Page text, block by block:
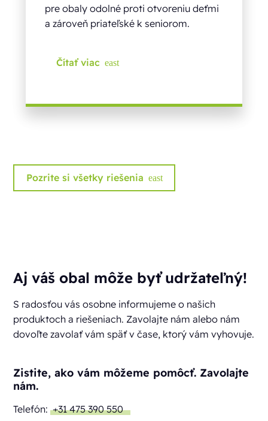
pre obaly odolné proti otvoreniu deťmi
a zároveň priateľské k seniorom.
Čítať viac east
Pozrite si všetky riešenia east
Aj váš obal môže byť udržateľný!
S radosťou vás osobne informujeme o našich
produktoch a riešeniach. Zavolajte nám alebo nám
dovoľte zavolať vám späť v čase, ktorý vám vyhovuje.
Zistite, ako vám môžeme pomôcť. Zavolajte
nám.
Telefón: +31 475 390 550